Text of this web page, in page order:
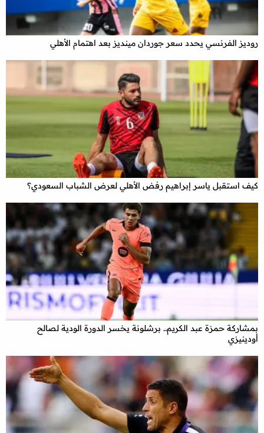
روديز الفرنسي يحدد سعر جوردان مينديز بعد اهتمام الأهلي
كيف استقبل ياسر إبراهيم رفض الأهلي لعرض الشباب السعودي؟
بمشاركة حمزة عبد الكريم.. برشلونة يخسر الدورة الودية لصالح
أودينيزي
x